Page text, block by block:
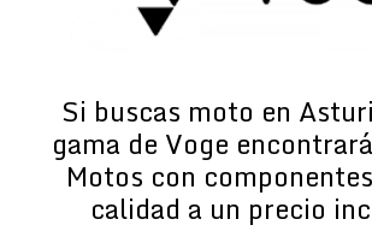
Si buscas moto en
gama de Voge
Motos con
calidad a un precio